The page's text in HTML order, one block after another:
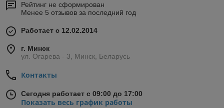
Рейтинг не сформирован
Менее 5 отзывов за последний год
Работает с 12.02.2014
г. Минск
ул. Огарева - 3, Минск, Беларусь
Контакты
Сегодня работает с 09:00 до 17:00
Показать весь график работы